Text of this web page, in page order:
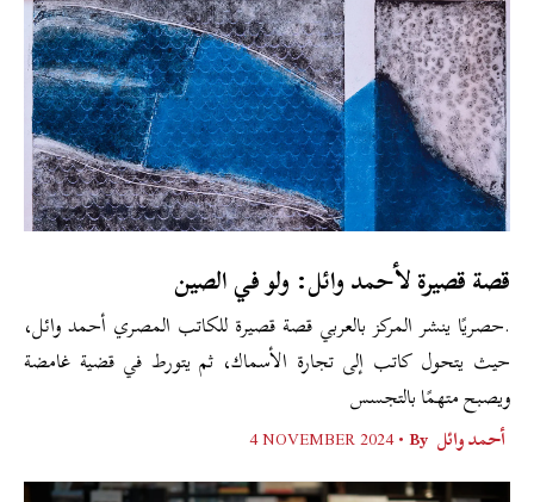
قصة قصيرة لأحمد وائل: ولو في الصين
.حصريًا ينشر المركز بالعربي قصة قصيرة للكاتب المصري أحمد وائل،
حيث يتحول كاتب إلى تجارة الأسماك، ثم يتورط في قضية غامضة
ويصبح متهمًا بالتجسس
أحمد وائل 4 NOVEMBER 2024